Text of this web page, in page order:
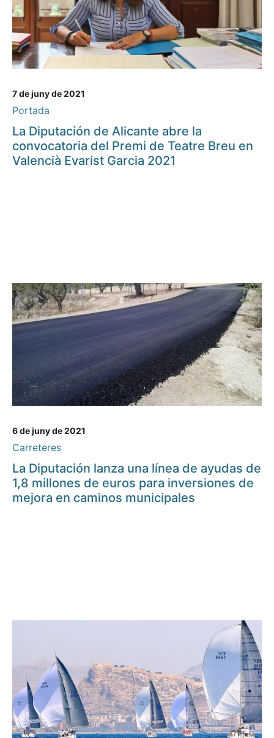
7 de juny de 2021
Portada
La Diputación de Alicante abre la
convocatoria del Premi de Teatre Breu en
Valencià Evarist Garcia 2021
6 de juny de 2021
Carreteres
La Diputación lanza una línea de ayudas de
1,8 millones de euros para inversiones de
mejora en caminos municipales